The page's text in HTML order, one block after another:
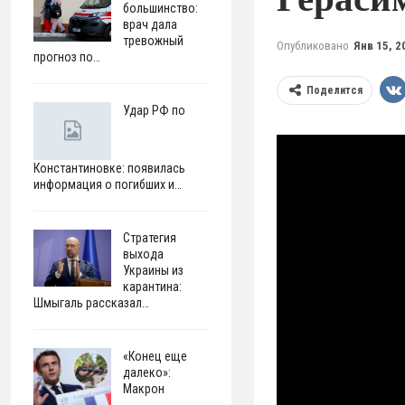
Опубликовано Янв 15,
Поделится
большинство:
врач дала
тревожный
прогноз по…
Удар РФ по
Константиновке: появилась
информация о погибших и…
Стратегия
выхода
Украины из
карантина:
Шмыгаль рассказал…
«Конец еще
далеко»:
Макрон